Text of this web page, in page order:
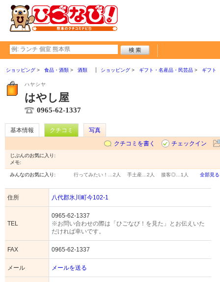
ショッピング 食品・酒類 酒類 ショッピング ギフト・名産品・民芸品 ギフト
ハヤシヤ
はやし屋
0965-62-1337
基本情報 クチコミ
写真
クチコミを書く
チェックイン
じぶんのお気に入り:
メモ:
みんなのお気に入り: 行ってみたい！… 2人 手土産… 2人 接客◎… 1人 全部見る
住所 八代郡氷川町今102-1
TEL
0965-62-1337
※お問い合わせの際は「ひごなび！を見た」とお伝えいた
だければ幸いです。
FAX 0965-62-1337
メール メールを送る